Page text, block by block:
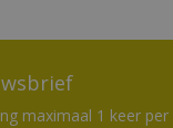
maximaal 1 keer